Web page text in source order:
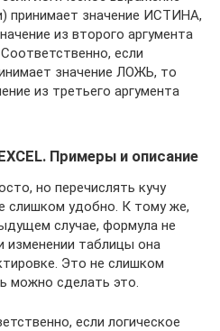
принимает значение ИСТИНА,
из второго аргумента
Соответственно, если
значение ЛОЖЬ, то
из третьего аргумента
Примеры и описание
но перечислять кучу
слишком удобно. К тому же,
случае, формула не
изменении таблицы она
Это не слишком
можно сделать это.
если логическое